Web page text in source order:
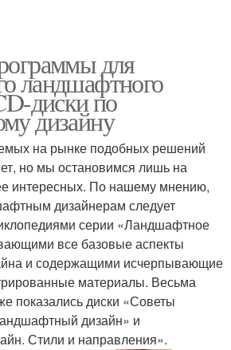
для
ландшафтного
диски по
дизайну
на рынке подобных решений
но мы остановимся лишь на
интересных. По нашему мнению,
дизайнерам следует
серии «Ландшафтное
все базовые аспекты
и содержащими исчерпывающие
материалы. Весьма
показались диски «Советы
дизайн» и
Стили и направления».